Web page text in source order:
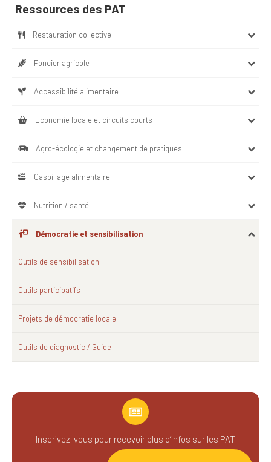
Ressources des PAT
Restauration collective
Foncier agricole
Accessibilité alimentaire
Economie locale et circuits courts
Agro-écologie et changement de pratiques
Gaspillage alimentaire
Nutrition / santé
Démocratie et sensibilisation
Outils de sensibilisation
Outils participatifs
Projets de démocratie locale
Outils de diagnostic / Guide
Inscrivez-vous pour recevoir plus d’infos sur les PAT